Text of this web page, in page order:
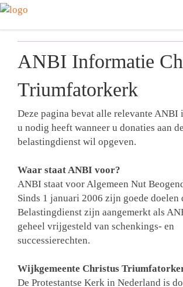
ANBI Informatie
Triumfatorkerk
Deze pagina bevat alle relevante ANBI
u nodig heeft wanneer u donaties aan
belastingdienst wil opgeven.
Waar staat ANBI voor?
ANBI staat voor Algemeen Nut
Sinds 1 januari 2006 zijn goede doelen
Belastingdienst zijn aangemerkt als
geheel vrijgesteld van schenkings- en
successierechten.
Wijkgemeente Christus
De Protestantse Kerk in Nederland is